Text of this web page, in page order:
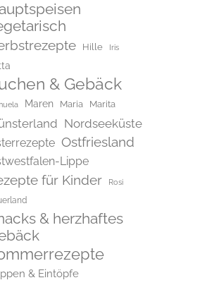
Hille Iris
& Gebäck
Maren Maria Marita
Nordseeküste
Ostfriesland
Lippe
für Kinder
Rosi
& herzhaftes
& Eintöpfe